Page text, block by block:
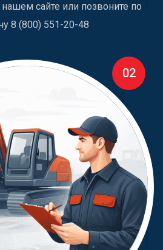
нашем сайте или позвоните по
8 (800) 551-20-48
02